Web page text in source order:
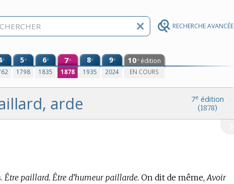
RECHERCHE AVANCÉE
e 5e
1798
6e
1835
7e
1878
8e
1935
9e
2024
10e édition
EN COURS
7e édition
(1878)
arde
Être paillard. Être d’humeur paillarde. On dit de même,Avoir